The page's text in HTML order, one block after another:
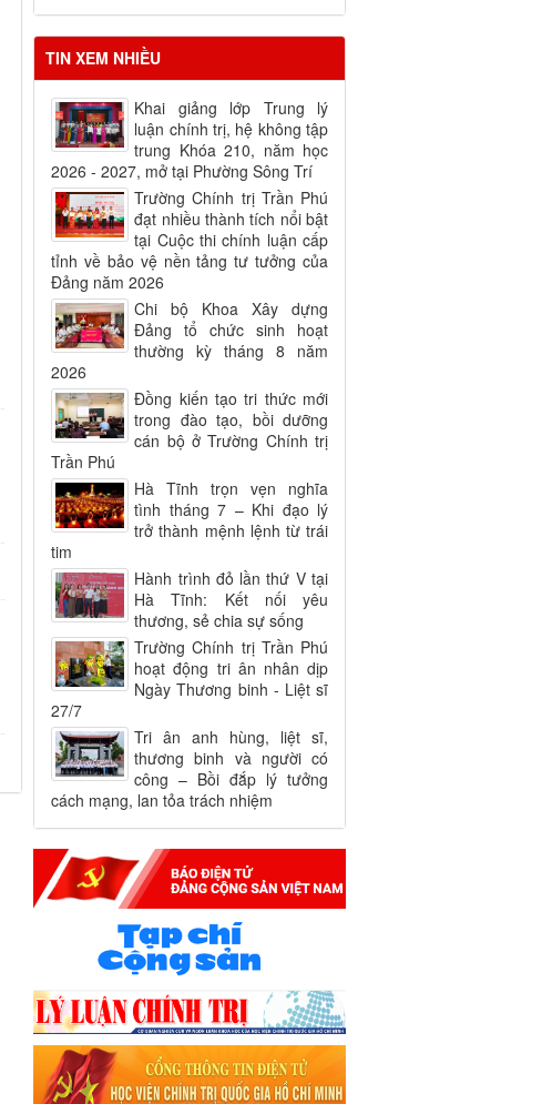
Lịch học các lớp tháng 06.2026
Lịch học các lớp tháng 08.2026
TIN XEM NHIỀU
Khai giảng lớp Trung lý
luận chính trị, hệ không tập
trung Khóa 210, năm học
2026 - 2027, mở tại Phường Sông Trí
Trường Chính trị Trần Phú
đạt nhiều thành tích nổi bật
tại Cuộc thi chính luận cấp
tỉnh về bảo vệ nền tảng tư tưởng của
Đảng năm 2026
Chi bộ Khoa Xây dựng
Đảng tổ chức sinh hoạt
thường kỳ tháng 8 năm
2026
Đồng kiến tạo tri thức mới
trong đào tạo, bồi dưỡng
cán bộ ở Trường Chính trị
Trần Phú
Hà Tĩnh trọn vẹn nghĩa
tình tháng 7 – Khi đạo lý
trở thành mệnh lệnh từ trái
tim
Hành trình đỏ lần thứ V tại
Hà Tĩnh: Kết nối yêu
thương, sẻ chia sự sống
Trường Chính trị Trần Phú
hoạt động tri ân nhân dịp
Ngày Thương binh - Liệt sĩ
27/7
Tri ân anh hùng, liệt sĩ,
thương binh và người có
công – Bồi đắp lý tưởng
cách mạng, lan tỏa trách nhiệm